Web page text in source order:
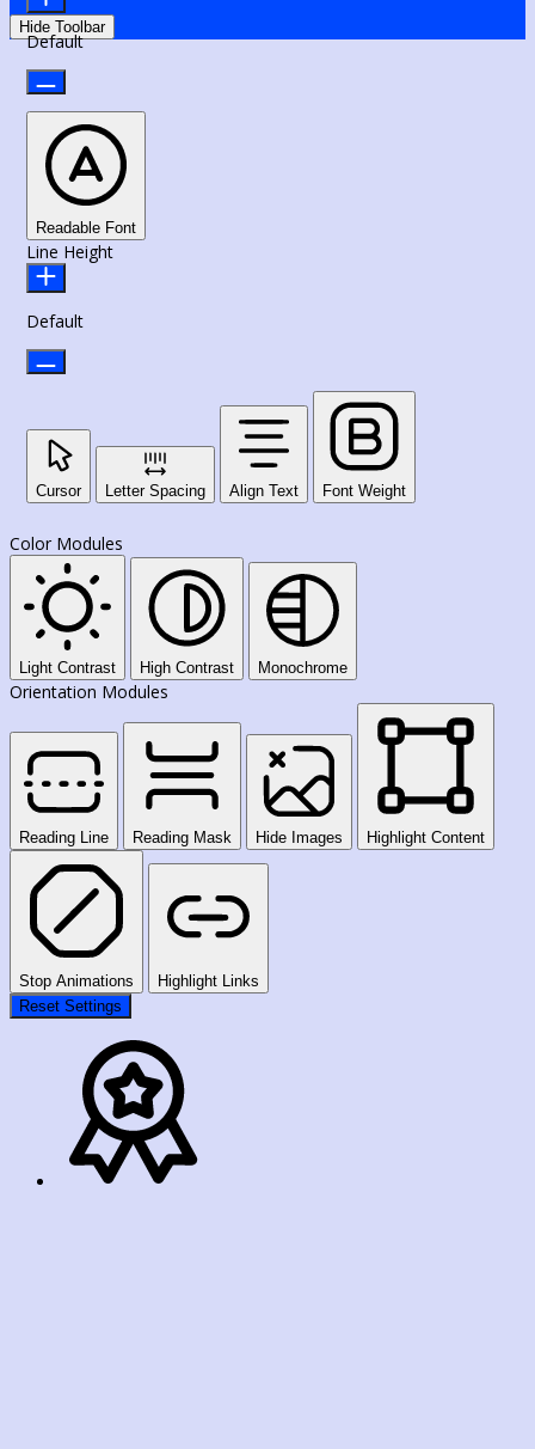
Hide Toolbar
Default
Readable Font
Line Height
Default
Cursor Letter Spacing Align Text Font Weight
Color Modules
Light Contrast High Contrast Monochrome
Orientation Modules
Reading Line Reading Mask Hide Images Highlight Content
Stop Animations
Highlight Links
Reset Settings